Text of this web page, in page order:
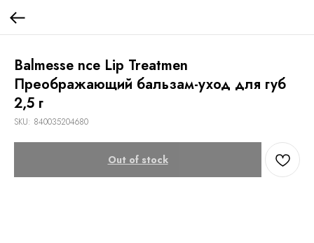
Balmesse nce Lip Treatmen
Преображающий бальзам-уход для губ
2,5 г
SKU: 840035204680
Out of stock